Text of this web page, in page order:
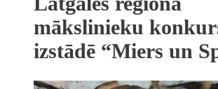
mākslinieku
izstādē “Miers un